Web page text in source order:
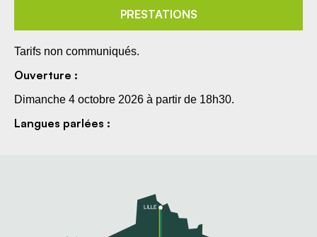
PRESTATIONS
Tarifs non communiqués.
Ouverture :
Dimanche 4 octobre 2026 à partir de 18h30.
Langues parlées :